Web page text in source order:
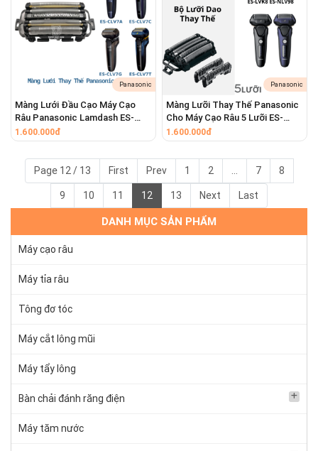
DANH MỤC SẢN PHẨM
Máy cạo râu
Máy tỉa râu
Tông đơ tóc
Máy cắt lông mũi
Máy tẩy lông
Bàn chải đánh răng điện
Máy tăm nước
Panasonic
Màng Lưới Đầu Cạo Máy Cạo
Râu Panasonic Lamdash ES-
CLV7A ES-CLV7B ES-CLV7C ES-
CLV7G ES-CLV7H ES-CLV7U ES-
1.600.000đ
Panasonic
Màng Lưỡi Thay Thế Panasonic
Cho Máy Cạo Râu 5 Lưỡi ES-
LVG8 ES-NLV68 ES-LV67 ES-
LVK8 ES-NLV98
1.600.000đ
Page 12 / 13 First Prev 1 2 7 8
9 10 11 12 13 Next Last